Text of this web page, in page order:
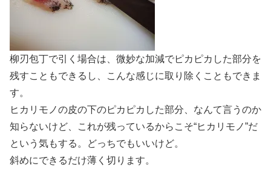
柳刃包丁で引く場合は、微妙な加減でピカピカした部分を
残すこともできるし、こんな感じに取り除くこともできま
す。
ヒカリモノの皮の下のピカピカした部分、なんて言うのか
知らないけど、これが残っているからこそ“ヒカリモノ”だ
という気もする。どっちでもいいけど。
斜めにできるだけ薄く切ります。